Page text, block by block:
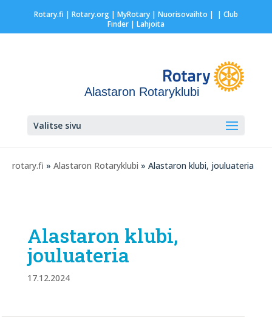
Rotary.fi | Rotary.org| MyRotary | Nuorisovaihto | | Club
Finder| Lahjoita
Alastaron Rotaryklubi
Valitse sivu
rotary.fi » Alastaron Rotaryklubi » Alastaron klubi, jouluateria
Alastaron klubi,
jouluateria
17.12.2024